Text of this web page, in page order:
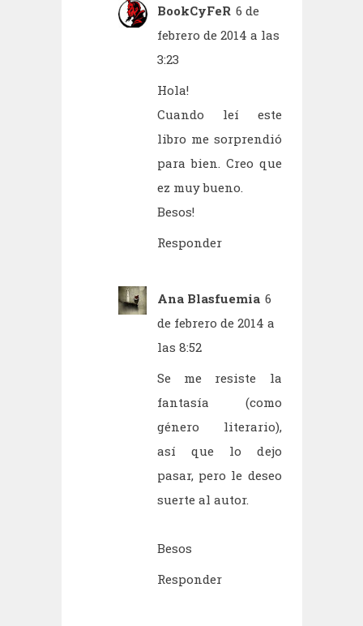
BookCyFeR 6 de
febrero de 2014 a las
3:23
Hola!
Cuando leí este
libro me sorprendió
para bien. Creo que
ez muy bueno.
Besos!
Responder
Ana Blasfuemia 6
de febrero de 2014 a
las 8:52
Se me resiste la
fantasía (como
género literario),
así que lo dejo
pasar, pero le deseo
suerte al autor.
Besos
Responder